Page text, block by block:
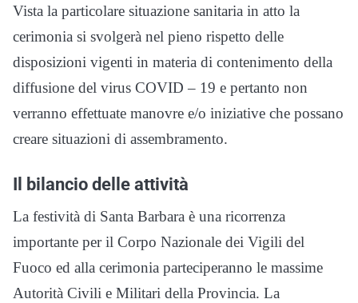
Vista la particolare situazione sanitaria in atto la
cerimonia si svolgerà nel pieno rispetto delle
disposizioni vigenti in materia di contenimento della
diffusione del virus COVID – 19 e pertanto non
verranno effettuate manovre e/o iniziative che possano
creare situazioni di assembramento.
Il bilancio delle attività
La festività di Santa Barbara è una ricorrenza
importante per il Corpo Nazionale dei Vigili del
Fuoco ed alla cerimonia parteciperanno le massime
Autorità Civili e Militari della Provincia. La